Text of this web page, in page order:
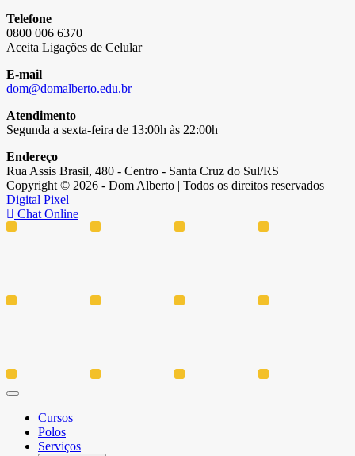
Telefone
0800 006 6370
Aceita Ligações de Celular
E-mail
dom@domalberto.edu.br
Atendimento
Segunda a sexta-feira de 13:00h às 22:00h
Endereço
Rua Assis Brasil, 480 - Centro - Santa Cruz do Sul/RS
Copyright © 2026 - Dom Alberto | Todos os direitos reservados
Digital Pixel
Chat Online
Cursos
Polos
Serviços